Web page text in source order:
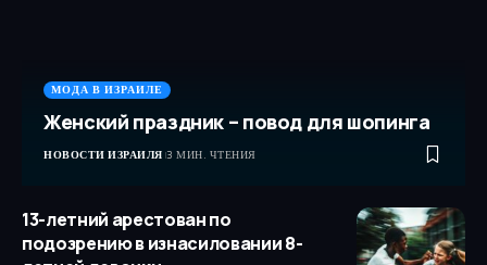
МОДА В ИЗРАИЛЕ
Женский праздник – повод для шопинга
НОВОСТИ ИЗРАИЛЯ 3 МИН. ЧТЕНИЯ
13-летний арестован по
подозрению в изнасиловании 8-